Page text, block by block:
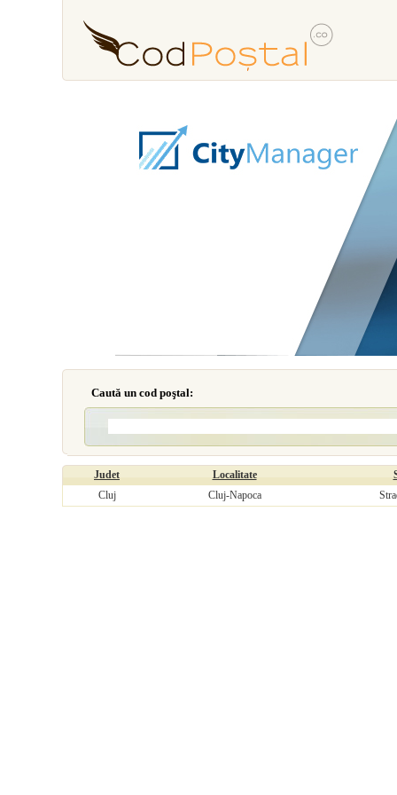
Caută un cod poştal:
Judet Localitate
Cluj
Cluj-Napoca